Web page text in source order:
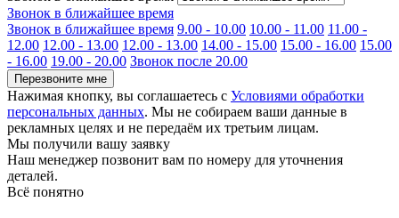
Звонок в ближайшее время
Звонок в ближайшее время 9.00 - 10.00 10.00 - 11.00 11.00 -
12.00 12.00 - 13.00 12.00 - 13.00 14.00 - 15.00 15.00 - 16.00 15.00
- 16.00 19.00 - 20.00 Звонок после 20.00
Перезвоните мне
Нажимая кнопку, вы соглашаетесь с Условиями обработки
персональных данных. Мы не собираем ваши данные в
рекламных целях и не передаём их третьим лицам.
Мы получили вашу заявку
Наш менеджер позвонит вам по номеру для уточнения
деталей.
Всё понятно